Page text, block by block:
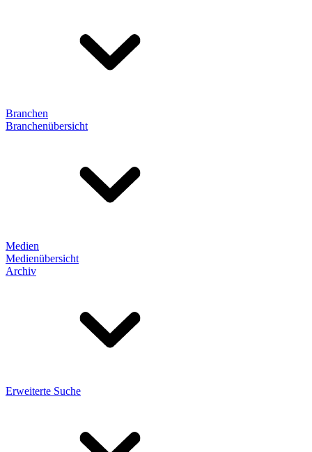
Branchen
Branchenübersicht
Medien
Medienübersicht
Archiv
Erweiterte Suche